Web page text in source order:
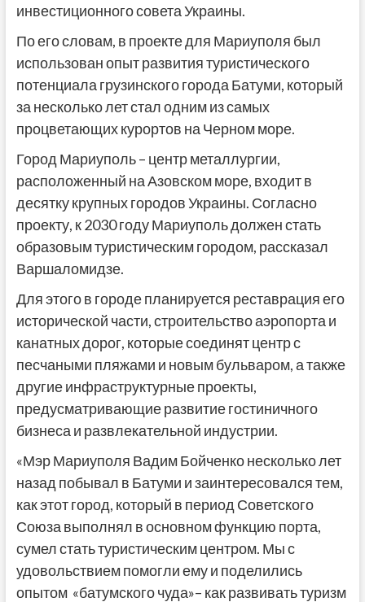
инвестиционного совета Украины.
По его словам, в проекте для Мариуполя был
использован опыт развития туристического
потенциала грузинского города Батуми, который
за несколько лет стал одним из самых
процветающих курортов на Черном море.
Город Мариуполь – центр металлургии,
расположенный на Азовском море, входит в
десятку крупных городов Украины. Согласно
проекту, к 2030 году Мариуполь должен стать
образовым туристическим городом, рассказал
Варшаломидзе.
Для этого в городе планируется реставрация его
исторической части, строительство аэропорта и
канатных дорог, которые соединят центр с
песчаными пляжами и новым бульваром, а также
другие инфраструктурные проекты,
предусматривающие развитие гостиничного
бизнеса и развлекательной индустрии.
«Мэр Мариуполя Вадим Бойченко несколько лет
назад побывал в Батуми и заинтересовался тем,
как этот город, который в период Советского
Союза выполнял в основном функцию порта,
сумел стать туристическим центром. Мы с
удовольствием помогли ему и поделились
опытом «батумского чуда»– как развивать туризм